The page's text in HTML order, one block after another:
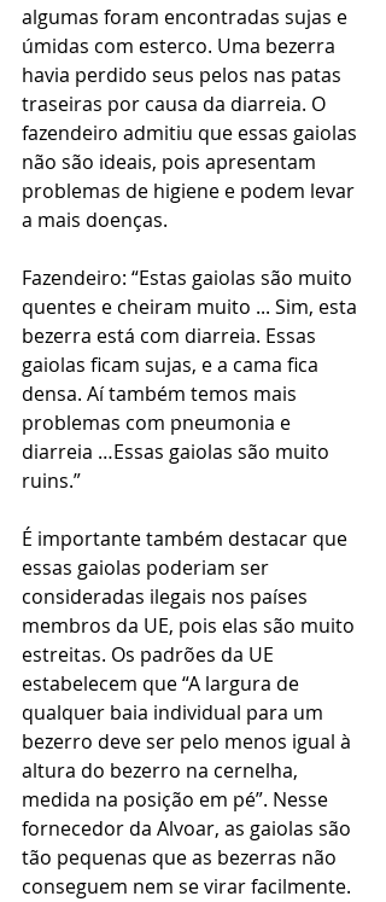
algumas foram encontradas sujas e
úmidas com esterco. Uma bezerra
havia perdido seus pelos nas patas
traseiras por causa da diarreia. O
fazendeiro admitiu que essas gaiolas
não são ideais, pois apresentam
problemas de higiene e podem levar
a mais doenças.
Fazendeiro: “Estas gaiolas são muito
quentes e cheiram muito ... Sim, esta
bezerra está com diarreia. Essas
gaiolas ficam sujas, e a cama fica
densa. Aí também temos mais
problemas com pneumonia e
diarreia …Essas gaiolas são muito
ruins.”
É importante também destacar que
essas gaiolas poderiam ser
consideradas ilegais nos países
membros da UE, pois elas são muito
estreitas. Os padrões da UE
estabelecem que “A largura de
qualquer baia individual para um
bezerro deve ser pelo menos igual à
altura do bezerro na cernelha,
medida na posição em pé”. Nesse
fornecedor da Alvoar, as gaiolas são
tão pequenas que as bezerras não
conseguem nem se virar facilmente.